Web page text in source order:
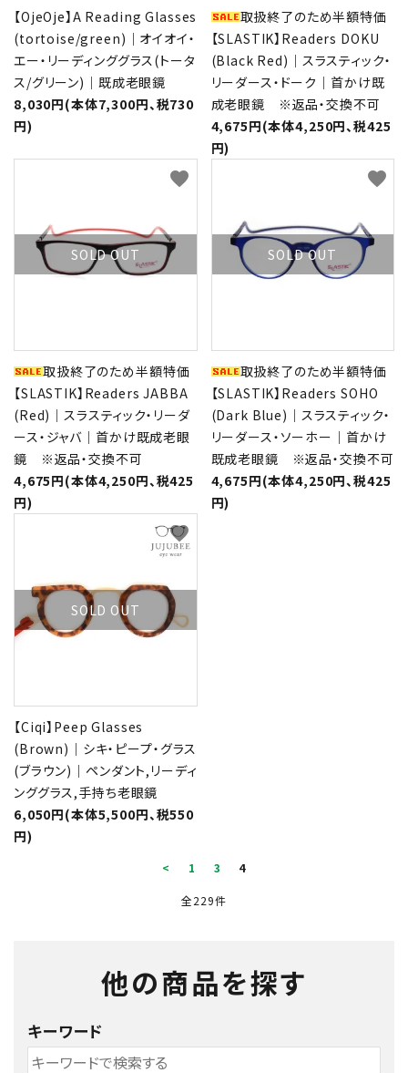
【OjeOje】A Reading Glasses
(tortoise/green)｜オイオイ・
エー・リーディンググラス(トータ
ス/グリーン)｜既成老眼鏡
8,030円(本体7,300円、税730
円)
取扱終了のため半額特価
【SLASTIK】Readers DOKU
(Black Red)｜スラスティック・
リーダース・ドーク｜首かけ既
成老眼鏡 ※返品・交換不可
4,675円(本体4,250円、税425
円)
SOLD OUT
取扱終了のため半額特価
【SLASTIK】Readers JABBA
(Red)｜スラスティック・リーダ
ース・ジャバ｜首かけ既成老眼
鏡 ※返品・交換不可
4,675円(本体4,250円、税425
円)
favorite
SOLD OUT
取扱終了のため半額特価
【SLASTIK】Readers SOHO
(Dark Blue)｜スラスティック・
リーダース・ソーホー｜首かけ
既成老眼鏡 ※返品・交換不可
4,675円(本体4,250円、税425
円)
favorite
SOLD OUT
【Ciqi】Peep Glasses
(Brown)｜シキ・ピープ・グラス
(ブラウン)｜ペンダント,リーディ
ンググラス,手持ち老眼鏡
6,050円(本体5,500円、税550
円)
favorite
< 1 3 4
全229件
他の商品を探す
キーワード